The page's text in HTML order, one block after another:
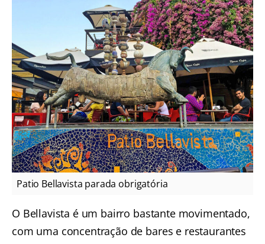
Patio Bellavista parada obrigatória
O Bellavista é um bairro bastante movimentado,
com uma concentração de bares e restaurantes